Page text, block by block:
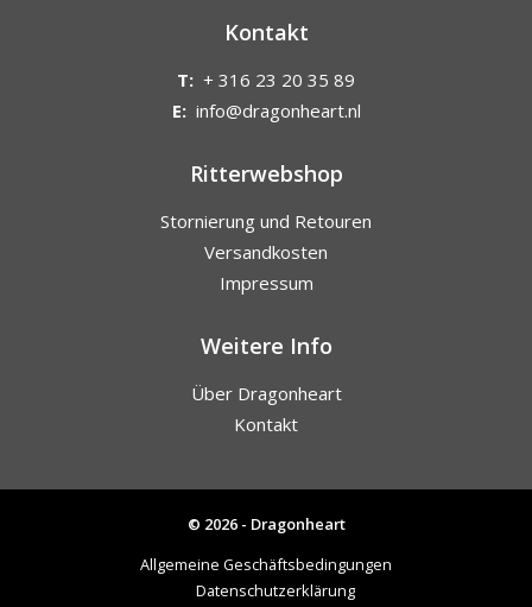
Kontakt
T: + 316 23 20 35 89
E: info@dragonheart.nl
Ritterwebshop
Stornierung und Retouren
Versandkosten
Impressum
Weitere Info
Über Dragonheart
Kontakt
© 2026 - Dragonheart
Allgemeine Geschäftsbedingungen
Datenschutzerklärung